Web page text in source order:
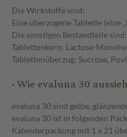
Die Wirkstoffe sind:
Eine überzogene Tablette
Die sonstigen Bestandteile sind:
Tablettenkern: Lactose-
Tablettenüberzug: Sucrose,
· Wie evaluna 30
evaluna 30 sind gelbe,
evaluna 30 ist in folgenden
Kalenderpackung mit 1 x 21